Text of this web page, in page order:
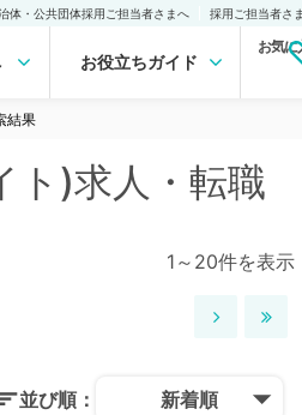
体・公共団体採用ご担当者さまへ 採用ご担当者さ
お役立ちガイド
お気に
結果
ト)求人・転職
1～20件を表示
並び順： 新着順